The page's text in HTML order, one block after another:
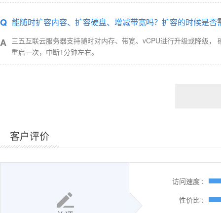
Q 能随时扩容内容、扩容硬盘、增减带宽吗？扩容的时候是
A 三五互联云服务器支持随时对内存、带宽、vCPU进行升级或降级
重启一次，中断1分钟左右。
客户评价
访问速度 :
性价比 :